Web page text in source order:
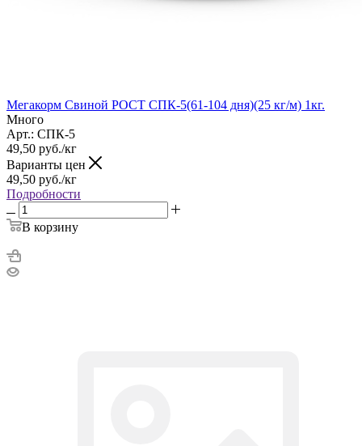
Мегакорм Свиной РОСТ СПК-5(61-104 дня)(25 кг/м) 1кг.
Много
Арт.: СПК-5
49,50 руб./кг
Варианты цен
49,50 руб./кг
Подробности
В корзину